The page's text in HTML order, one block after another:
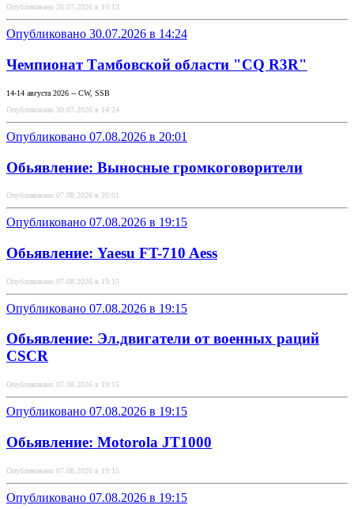
Опубликовано 26.07.2026 в 10:13
Опубликовано 30.07.2026 в 14:24
Чемпионат Тамбовской области "CQ R3R"
14-14 августа 2026 -- CW, SSB
Опубликовано 30.07.2026 в 14:24
Опубликовано 07.08.2026 в 20:01
Обьявление: Выносные громкоговорители
Опубликовано 07.08.2026 в 20:01
Опубликовано 07.08.2026 в 19:15
Обьявление: Yaesu FT-710 Aess
Опубликовано 07.08.2026 в 19:15
Опубликовано 07.08.2026 в 19:15
Обьявление: Эл.двигaтели от военных рaций
СSСR
Опубликовано 07.08.2026 в 19:15
Опубликовано 07.08.2026 в 19:15
Обьявление: Motorоla JT1000
Опубликовано 07.08.2026 в 19:15
Опубликовано 07.08.2026 в 19:15